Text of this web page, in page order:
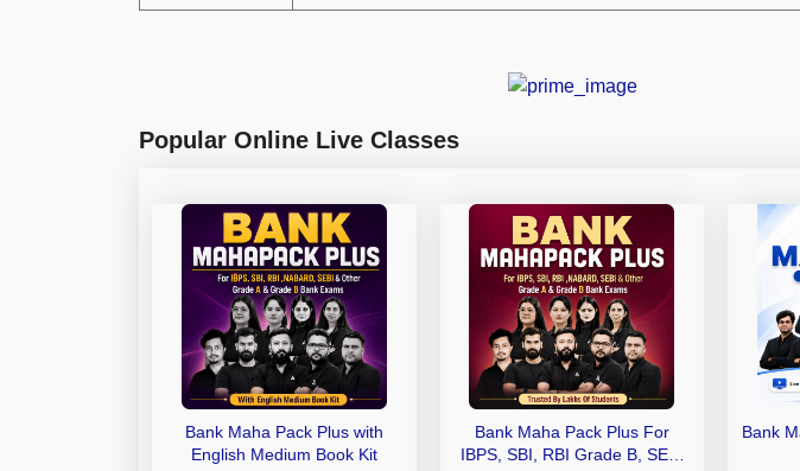
Popular Online Live Classes
Bank Maha Pack Plus with
English Medium Book Kit
Bank Maha Pack Plus For
IBPS, SBI, RBI Grade B, SEBI
Bank